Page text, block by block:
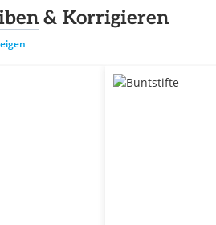
& Korrigieren